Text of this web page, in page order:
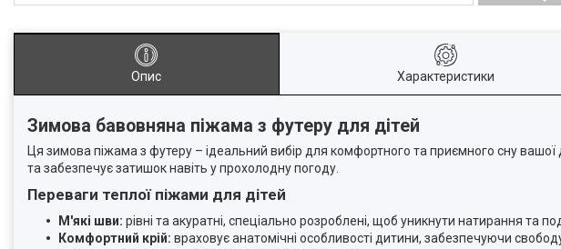
Опис Характеристики
Зимова бавовняна піжама з футеру для дітей
Ця зимова піжама з футеру – ідеальний вибір для комфортного та приємного сну вашої
та забезпечує затишок навіть у прохолодну погоду.
Переваги теплої піжами для дітей
М'які шви: рівні та акуратні, спеціально розроблені, щоб уникнути натирання та
Комфортний крій: враховує анатомічні особливості дитини, забезпечуючи